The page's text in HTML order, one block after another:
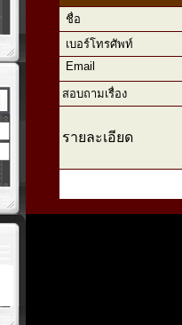
ชื่อ
เบอร์โทรศัพท์
Email
สอบถามเรื่อง
รายละเอียด